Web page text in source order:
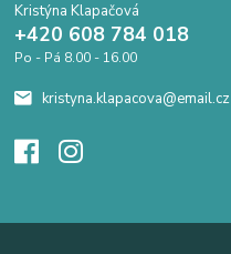
Kristýna Klapačová
+420 608 784 018
Po - Pá 8.00 - 16.00
kristyna.klapacova@email.cz